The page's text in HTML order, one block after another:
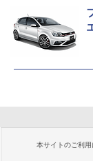
本サイトのご利用